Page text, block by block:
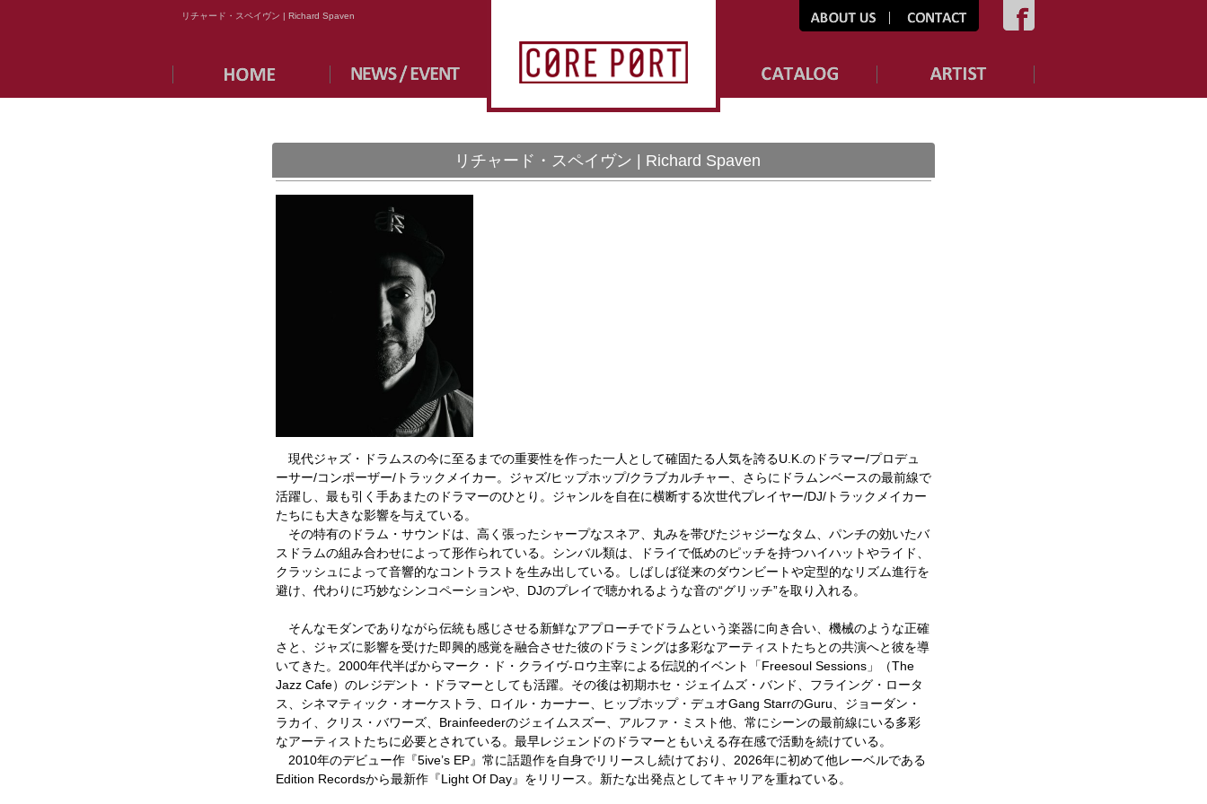
リチャード・スペイヴン | Richard Spaven
リチャード・スペイヴン | Richard Spaven
現代ジャズ・ドラムスの今に至るまでの重要性を作った一人として確固たる人気を誇るU.K.のドラマー/プロデュ
ーサー/コンポーザー/トラックメイカー。ジャズ/ヒップホップ/クラブカルチャー、さらにドラムンベースの最前線で
活躍し、最も引く手あまたのドラマーのひとり。ジャンルを自在に横断する次世代プレイヤー/DJ/トラックメイカー
たちにも大きな影響を与えている。
その特有のドラム・サウンドは、高く張ったシャープなスネア、丸みを帯びたジャジーなタム、パンチの効いたバ
スドラムの組み合わせによって形作られている。シンバル類は、ドライで低めのピッチを持つハイハットやライド、
クラッシュによって音響的なコントラストを生み出している。しばしば従来のダウンビートや定型的なリズム進行を
避け、代わりに巧妙なシンコペーションや、DJのプレイで聴かれるような音の“グリッチ”を取り入れる。
そんなモダンでありながら伝統も感じさせる新鮮なアプローチでドラムという楽器に向き合い、機械のような正確
さと、ジャズに影響を受けた即興的感覚を融合させた彼のドラミングは多彩なアーティストたちとの共演へと彼を導
いてきた。2000年代半ばからマーク・ド・クライヴ-ロウ主宰による伝説的イベント「Freesoul Sessions」（The
Jazz Cafe）のレジデント・ドラマーとしても活躍。その後は初期ホセ・ジェイムズ・バンド、フライング・ロータ
ス、シネマティック・オーケストラ、ロイル・カーナー、ヒップホップ・デュオGang StarrのGuru、ジョーダン・
ラカイ、クリス・バワーズ、Brainfeederのジェイムスズー、アルファ・ミスト他、常にシーンの最前線にいる多彩
なアーティストたちに必要とされている。最早レジェンドのドラマーともいえる存在感で活動を続けている。
2010年のデビュー作『5ive’s EP』常に話題作を自身でリリースし続けており、2026年に初めて他レーベルである
Edition Recordsから最新作『Light Of Day』をリリース。新たな出発点としてキャリアを重ねている。